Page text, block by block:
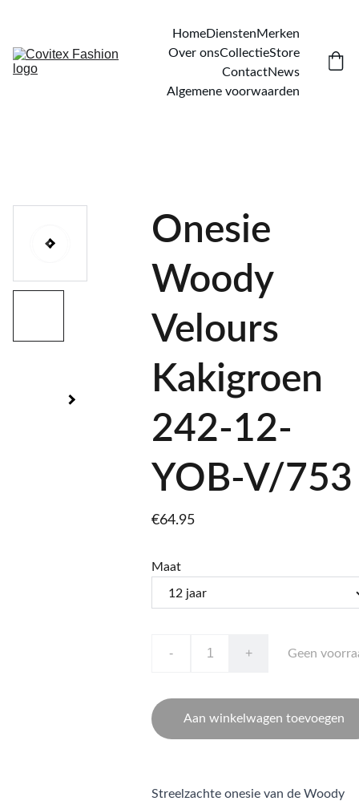
HomeDienstenMerken
Over onsCollectieStore
ContactNews
Algemene voorwaarden
Onesie
Woody
Velours
Kakigroen
242-12-
YOB-V/753
€64.95
Maat
- + Geen
Aan winkelwagen toevoegen
Streelzachte onesie van de Woody